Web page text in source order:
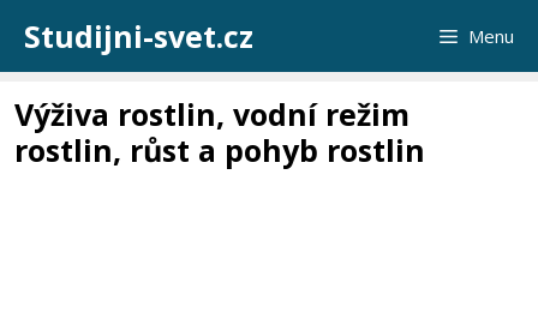
obsah
Studijni-svet.cz Menu
Výživa rostlin, vodní režim
rostlin, růst a pohyb rostlin